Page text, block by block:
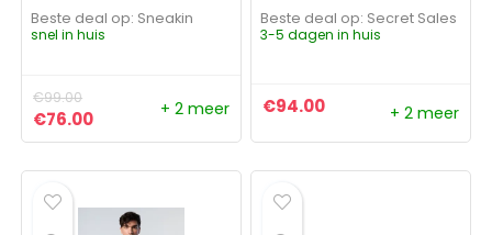
Beste deal op:
Sneakin
snel in huis
€99.00
Oorspronkelijke prijs was: €99.00.
€76.00Huidige prijs is: €76.00.
+ 2 meer
Beste deal op:
Secret Sales
3-5 dagen in huis
€94.00 + 2 meer